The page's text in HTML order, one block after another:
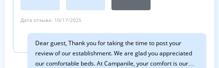
Дата отзыва: 10/17/2025
Dear guest, Thank you for taking the time to post your
review of our establishment. We are glad you appreciated
our comfortable beds. At Campanile, your comfort is our